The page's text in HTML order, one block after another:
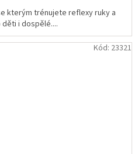
kterým trénujete reflexy ruky a
i dospělé....
Kód: 23321